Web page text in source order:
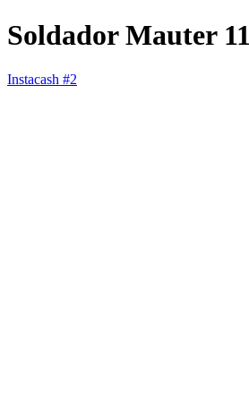
Soldador Mauter
Instacash #2